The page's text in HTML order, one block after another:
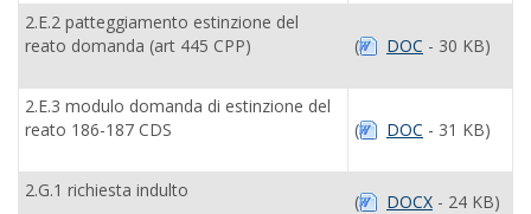
2.E.2 patteggiamento estinzione del
reato domanda (art 445 CPP)
( DOC - 30 KB)
2.E.3 modulo domanda di estinzione del
reato 186-187 CDS
( DOC - 31 KB)
2.G.1 richiesta indulto
( DOCX - 24 KB)